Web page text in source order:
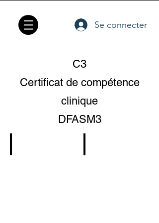
Se connecter
C3
Certificat de compétence
clinique
DFASM3